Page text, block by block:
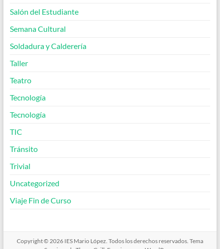
Salón del Estudiante
Semana Cultural
Soldadura y Calderería
Taller
Teatro
Tecnología
Tecnología
TIC
Tránsito
Trivial
Uncategorized
Viaje Fin de Curso
Copyright © 2026 IES Mario López. Todos los derechos reservados. Tema